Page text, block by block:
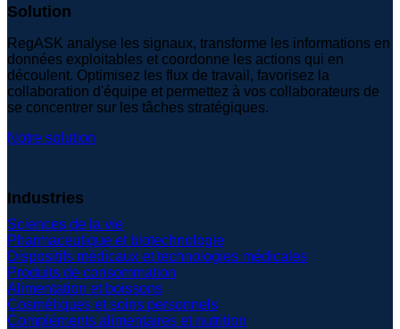
Solution
RegASK analyse les signaux, transforme les informations en
données exploitables et coordonne les actions qui en
découlent. Optimisez les flux de travail, favorisez la
collaboration d'équipe et permettez à vos collaborateurs de
se concentrer sur les tâches stratégiques.
Notre solution
Industries
Sciences de la vie
Pharmaceutique et biotechnologie
Dispositifs médicaux et technologies médicales
Produits de consommation
Alimentation et boissons
Cosmétiques et soins personnels
Compléments alimentaires et nutrition